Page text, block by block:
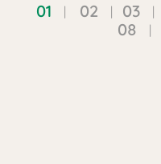
01 02 03
08